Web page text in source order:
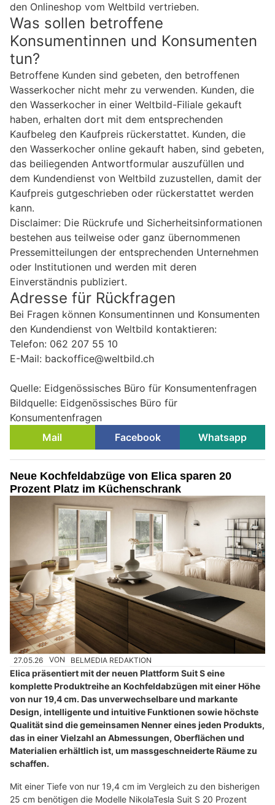
den Onlineshop vom Weltbild vertrieben.
Was sollen betroffene
Konsumentinnen und Konsumenten
tun?
Betroffene Kunden sind gebeten, den betroffenen
Wasserkocher nicht mehr zu verwenden. Kunden, die
den Wasserkocher in einer Weltbild-Filiale gekauft
haben, erhalten dort mit dem entsprechenden
Kaufbeleg den Kaufpreis rückerstattet. Kunden, die
den Wasserkocher online gekauft haben, sind gebeten,
das beiliegenden Antwortformular auszufüllen und
dem Kundendienst von Weltbild zuzustellen, damit der
Kaufpreis gutgeschrieben oder rückerstattet werden
kann.
Disclaimer: Die Rückrufe und Sicherheitsinformationen
bestehen aus teilweise oder ganz übernommenen
Pressemitteilungen der entsprechenden Unternehmen
oder Institutionen und werden mit deren
Einverständnis publiziert.
Adresse für Rückfragen
Bei Fragen können Konsumentinnen und Konsumenten
den Kundendienst von Weltbild kontaktieren:
Telefon: 062 207 55 10
E-Mail: backoffice@weltbild.ch
Quelle: Eidgenössisches Büro für Konsumentenfragen
Bildquelle: Eidgenössisches Büro für
Konsumentenfragen
Mail
Facebook Whatsapp
Neue Kochfeldabzüge von Elica sparen 20
Prozent Platz im Küchenschrank
27.05.26 VON BELMEDIA REDAKTION
Elica präsentiert mit der neuen Plattform Suit S eine
komplette Produktreihe an Kochfeldabzügen mit einer Höhe
von nur 19,4 cm. Das unverwechselbare und markante
Design, intelligente und intuitive Funktionen sowie höchste
Qualität sind die gemeinsamen Nenner eines jeden Produkts,
das in einer Vielzahl an Abmessungen, Oberflächen und
Materialien erhältlich ist, um massgeschneiderte Räume zu
schaffen.
Mit einer Tiefe von nur 19,4 cm im Vergleich zu den bisherigen
25 cm benötigen die Modelle NikolaTesla Suit S 20 Prozent